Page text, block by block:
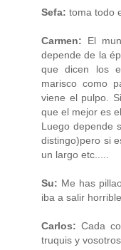
Sefa: toma todo
Carmen: El
depende de la
que dicen los
marisco como
viene el pulpo.
que el mejor es
Luego depende
distingo)pero si
un largo etc.....
Su: Me has
iba a salir
Carlos: Cada
truquis y